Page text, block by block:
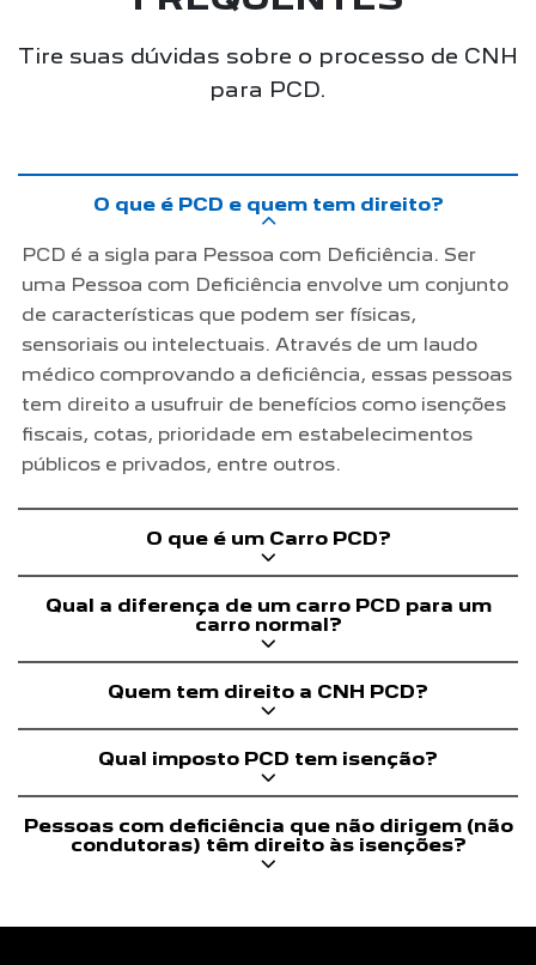
Tire suas dúvidas sobre o processo de CNH
para PCD.
O que é PCD e quem tem direito?
PCD é a sigla para Pessoa com Deficiência. Ser
uma Pessoa com Deficiência envolve um conjunto
de características que podem ser físicas,
sensoriais ou intelectuais. Através de um laudo
médico comprovando a deficiência, essas pessoas
tem direito a usufruir de benefícios como isenções
fiscais, cotas, prioridade em estabelecimentos
públicos e privados, entre outros.
O que é um Carro PCD?
Qual a diferença de um carro PCD para um
carro normal?
Quem tem direito a CNH PCD?
Qual imposto PCD tem isenção?
Pessoas com deficiência que não dirigem (não
condutoras) têm direito às isenções?